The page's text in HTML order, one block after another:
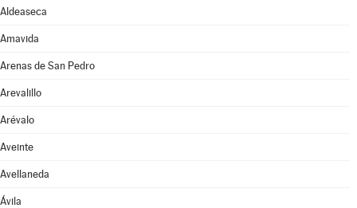
Aldeaseca
Amavida
Arenas de San Pedro
Arevalillo
Arévalo
Aveinte
Avellaneda
Ávila